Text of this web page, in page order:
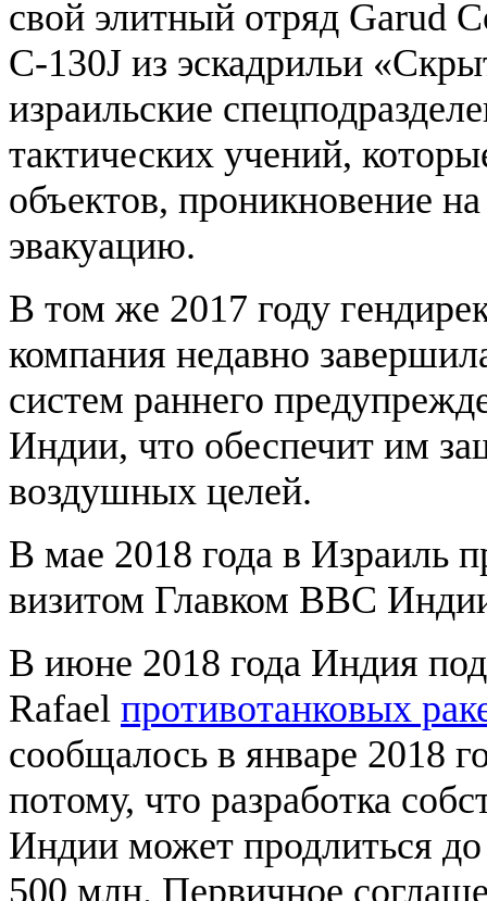
свой элитный отряд Garud
C-130J из эскадрильи
израильские
тактических учений,
объектов, проникновение
эвакуацию.
В том же 2017 году
компания недавно
систем раннего
Индии, что обеспечит им
воздушных целей.
В мае 2018 года в Израиль
визитом Главком ВВС
В июне 2018 года Индия
Rafael противотанковых
сообщалось в январе 2018
потому, что разработка
Индии может продлиться
500 млн. Первичное